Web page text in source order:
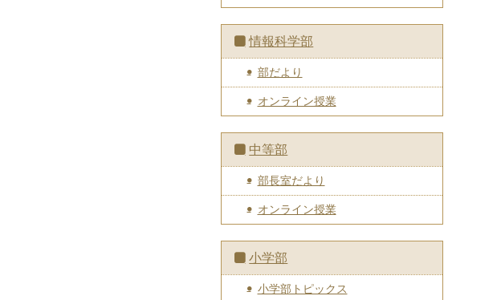
情報科学部
部だより
オンライン授業
中等部
部長室だより
オンライン授業
小学部
小学部トピックス